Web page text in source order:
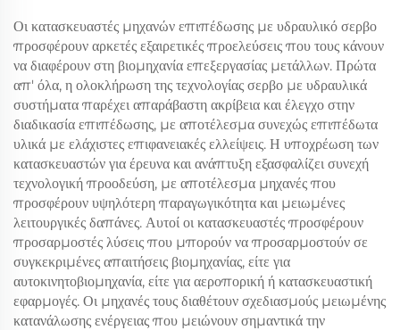
Οι κατασκευαστές μηχανών επιπέδωσης με υδραυλικό σερβο
προσφέρουν αρκετές εξαιρετικές προελεύσεις που τους κάνουν
να διαφέρουν στη βιομηχανία επεξεργασίας μετάλλων. Πρώτα
απ' όλα, η ολοκλήρωση της τεχνολογίας σερβο με υδραυλικά
συστήματα παρέχει απαράβαστη ακρίβεια και έλεγχο στην
διαδικασία επιπέδωσης, με αποτέλεσμα συνεχώς επιπέδωτα
υλικά με ελάχιστες επιφανειακές ελλείψεις. Η υποχρέωση των
κατασκευαστών για έρευνα και ανάπτυξη εξασφαλίζει συνεχή
τεχνολογική προοδεύση, με αποτέλεσμα μηχανές που
προσφέρουν υψηλότερη παραγωγικότητα και μειωμένες
λειτουργικές δαπάνες. Αυτοί οι κατασκευαστές προσφέρουν
προσαρμοστές λύσεις που μπορούν να προσαρμοστούν σε
συγκεκριμένες απαιτήσεις βιομηχανίας, είτε για
αυτοκινητοβιομηχανία, είτε για αεροπορική ή κατασκευαστική
εφαρμογές. Οι μηχανές τους διαθέτουν σχεδιασμούς μειωμένης
κατανάλωσης ενέργειας που μειώνουν σημαντικά την